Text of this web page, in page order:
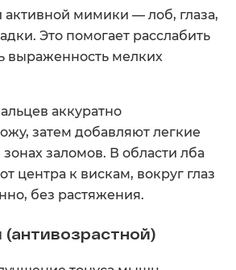
активной мимики — лоб, глаза,
Это помогает расслабить
выраженность мелких
аккуратно
затем добавляют легкие
заломов. В области лба
центра к вискам, вокруг глаз
без растяжения.
(антивозрастной)